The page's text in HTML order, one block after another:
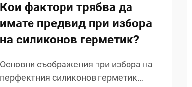
Кои фактори трябва да
имате предвид при избора
на силиконов герметик?
Основни съображения при избора на
перфектния силиконов герметик